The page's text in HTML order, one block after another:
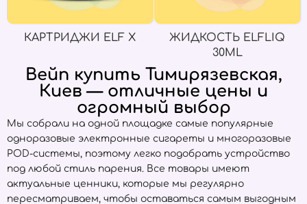
КАРТРИДЖИ ELF X
ЖИДКОСТЬ ELFLIQ
30ML
Вейп купить Тимирязевская,
Киев — отличные цены и
огромный выбор
Мы собрали на одной площадке самые популярные
одноразовые электронные сигареты и многоразовые
POD-системы, поэтому легко подобрать устройство
под любой стиль парения. Все товары имеют
актуальные ценники, которые мы регулярно
пересматриваем, чтобы оставаться самым выгодным